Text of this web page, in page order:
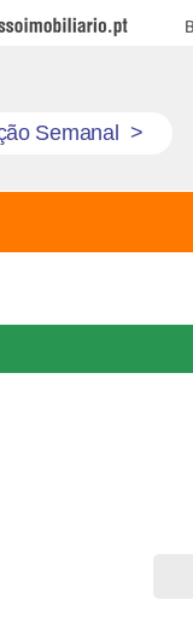
Imobiliário
Semanal >